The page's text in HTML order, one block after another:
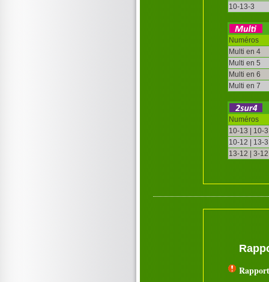
10-13-3
Numéros
Multi en 4
Multi en 5
Multi en 6
Multi en 7
Numéros
10-13 | 10-3
10-12 | 13-3
13-12 | 3-12